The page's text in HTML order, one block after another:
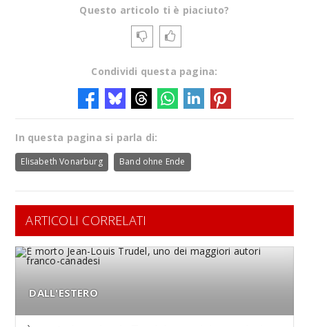
Questo articolo ti è piaciuto?
Condividi questa pagina:
In questa pagina si parla di:
Elisabeth Vonarburg Band ohne Ende
ARTICOLI CORRELATI
DALL'ESTERO